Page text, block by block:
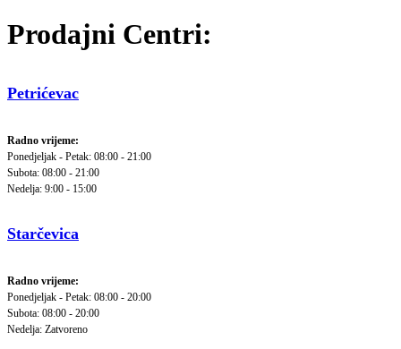
Prodajni Centri:
Petrićevac
Radno vrijeme:
Ponedjeljak - Petak: 08:00 - 21:00
Subota: 08:00 - 21:00
Nedelja: 9:00 - 15:00
Starčevica
Radno vrijeme:
Ponedjeljak - Petak: 08:00 - 20:00
Subota: 08:00 - 20:00
Nedelja: Zatvoreno